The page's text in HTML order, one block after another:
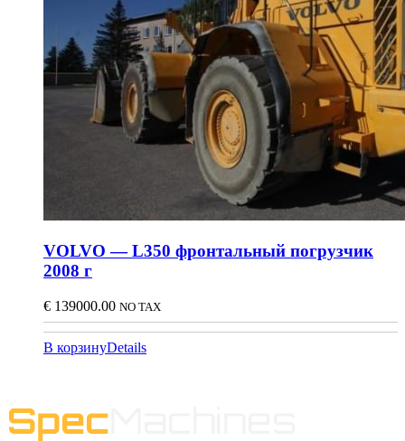
VOLVO — L350 фронтальный погрузчик
2008 г
€ 139000.00 NO TAX
В корзинуDetails